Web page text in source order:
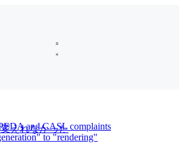
えれなかった
and CASL complaints
to "rendering"